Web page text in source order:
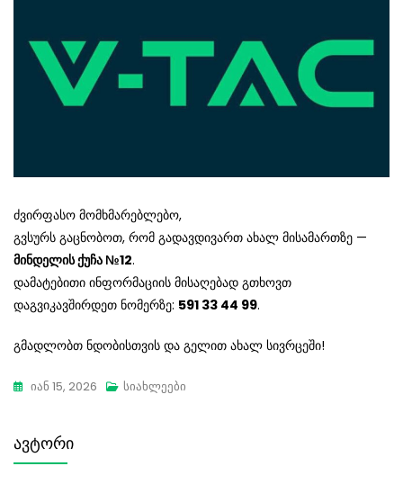
ძვირფასო მომხმარებლებო,
გვსურს გაცნობოთ, რომ გადავდივართ ახალ მისამართზე —
მინდელის ქუჩა №12.
დამატებითი ინფორმაციის მისაღებად გთხოვთ
დაგვიკავშირდეთ ნომერზე: 591 33 44 99.
გმადლობთ ნდობისთვის და გელით ახალ სივრცეში!
Იან 15, 2026 Სიახლეები
ავტორი